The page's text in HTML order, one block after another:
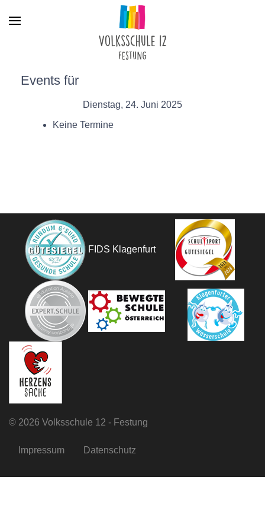
Events für
Dienstag, 24. Juni 2025
Keine Termine
FIDS Klagenfurt
© 2026 Volksschule 12 - Festung
Impressum Datenschutz